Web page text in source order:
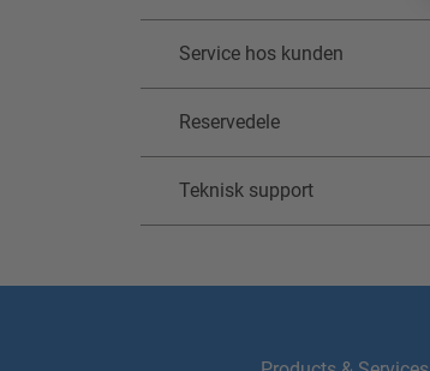
Service hos kunden
Reservedele
Teknisk support